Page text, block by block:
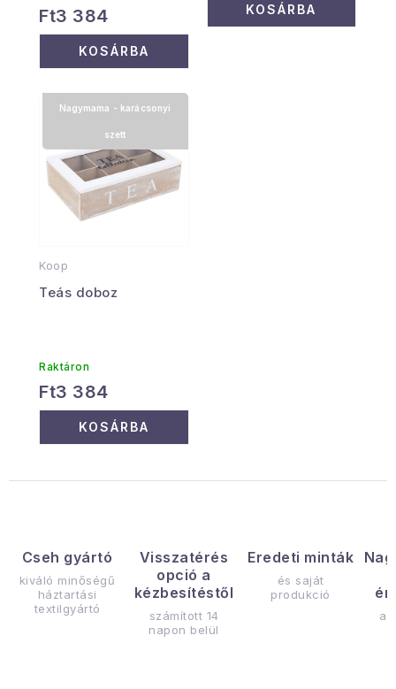
Cseh gyártó
kiváló minőségű
háztartási
textilgyártó
Visszatérés
opció a
kézbesítéstől
számított 14
napon belül
Eredeti minták
és saját
produkció
Ft3 384
KOSÁRBA
KOSÁRBA
Koop
Teás doboz
Nagymama - karácsonyi
szett
Raktáron
Ft3 384
KOSÁRBA